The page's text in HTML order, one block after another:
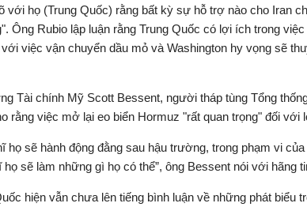
với họ (Trung Quốc) rằng bất kỳ sự hỗ trợ nào cho Iran
Ông Rubio lập luận rằng Trung Quốc có lợi ích trong
với việc vận chuyển dầu mỏ và Washington hy vọng sẽ
Tài chính Mỹ Scott Bessent, người tháp tùng Tổng
rằng việc mở lại eo biển Hormuz "rất quan trọng" đối với
họ sẽ hành động đằng sau hậu trường, trong phạm vi
họ sẽ làm những gì họ có thể”, ông Bessent nói với hãng
hiện vẫn chưa lên tiếng bình luận về những phát biểu